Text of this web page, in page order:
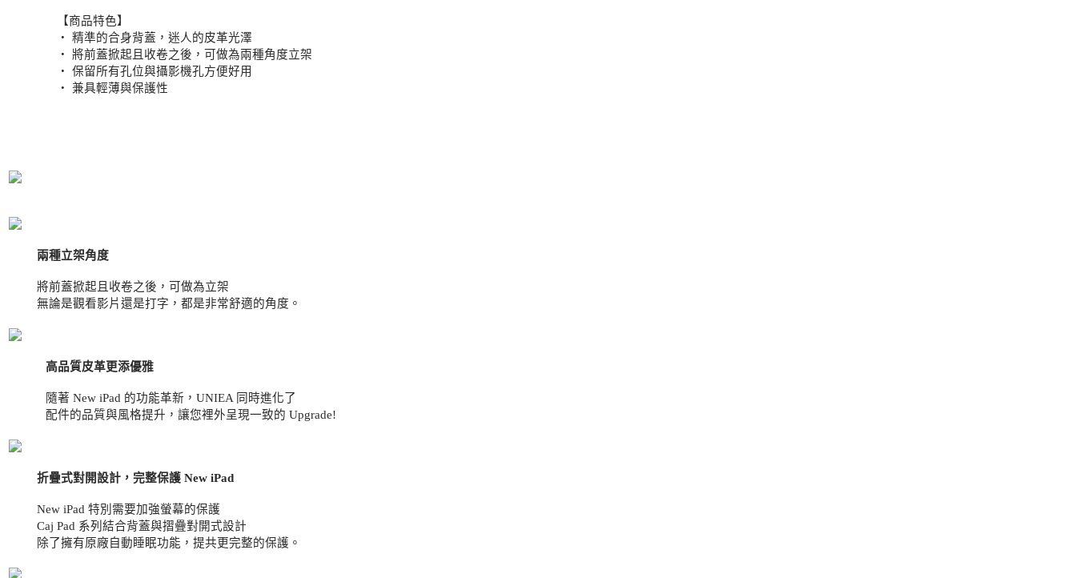
【商品特色】
‧ 精準的合身背蓋，迷人的皮革光澤
‧ 將前蓋掀起且收卷之後，可做為兩種角度立架
‧ 保留所有孔位與攝影機孔方便好用
‧ 兼具輕薄與保護性
兩種立架角度
將前蓋掀起且收卷之後，可做為立架
無論是觀看影片還是打字，都是非常舒適的角度。
高品質皮革更添優雅
隨著 New iPad 的功能革新，UNIEA 同時進化了
配件的品質與風格提升，讓您裡外呈現一致的 Upgrade!
折疊式對開設計，完整保護 New iPad
New iPad 特別需要加強螢幕的保護
Caj Pad 系列結合背蓋與摺疊對開式設計
除了擁有原廠自動睡眠功能，提共更完整的保護。